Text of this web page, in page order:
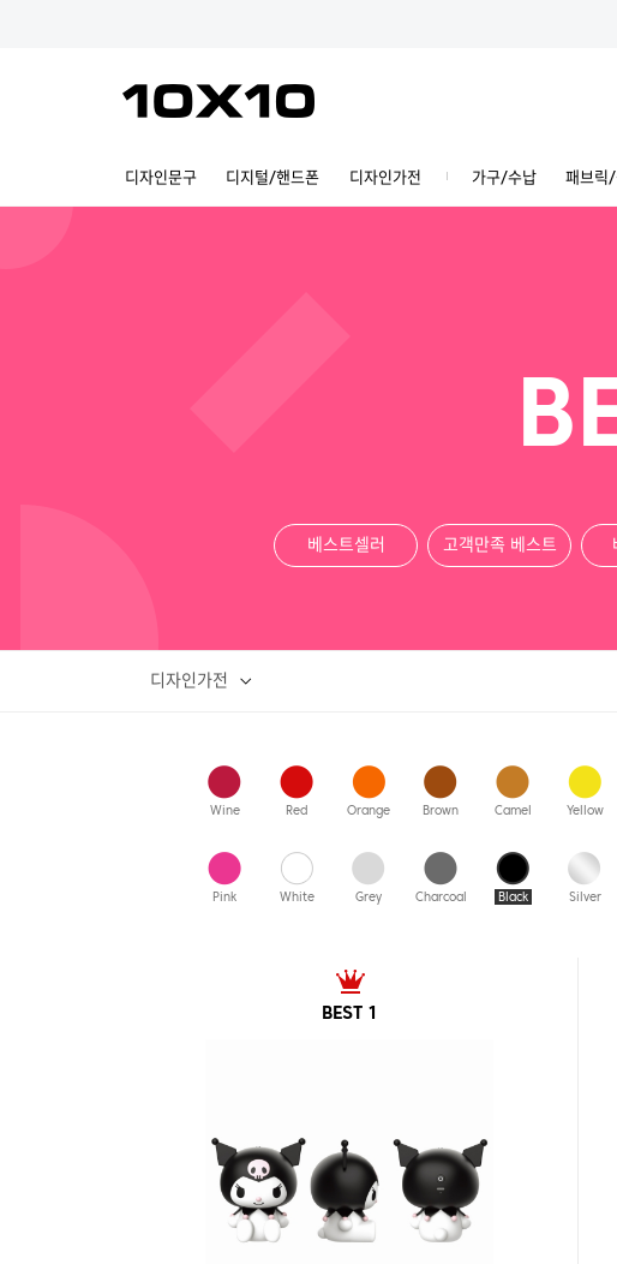
디자인문구 디지털/핸드폰 디자인가전 가구/수납 패브릭
베스트셀러 고객만족 베스트
디자인가전
Wine Red Orange Brown Camel Yellow
Pink White Grey Charcoal Black Silver
BEST 1